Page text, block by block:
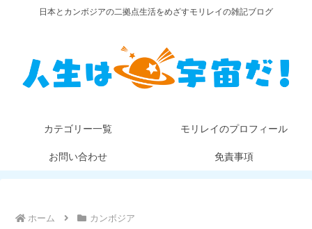
日本とカンボジアの二拠点生活をめざすモリレイの雑記ブログ
カテゴリー一覧 モリレイのプロフィール
お問い合わせ 免責事項
ホーム カンボジア